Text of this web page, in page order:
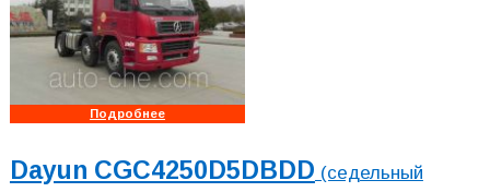
Подробнее
Dayun CGC4250D5DBDD (седельный